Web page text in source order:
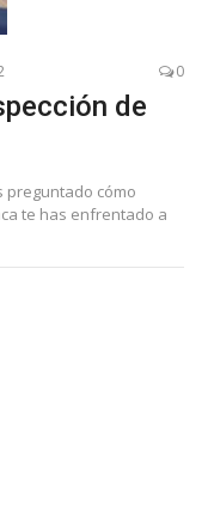
0
de
preguntado cómo
te has enfrentado a